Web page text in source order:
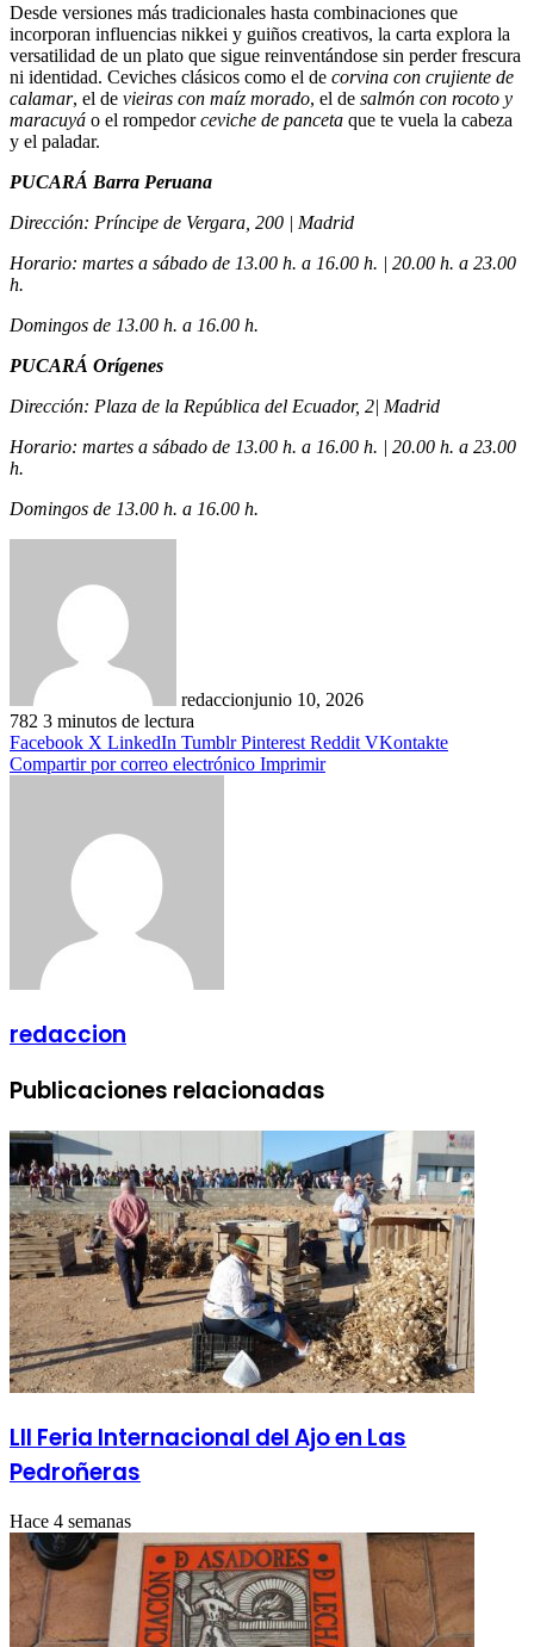
Desde versiones más tradicionales hasta combinaciones que
incorporan influencias nikkei y guiños creativos, la carta explora la
versatilidad de un plato que sigue reinventándose sin perder frescura
ni identidad. Ceviches clásicos como el de corvina con crujiente de
calamar, el de vieiras con maíz morado, el de salmón con rocoto y
maracuyá o el rompedorceviche de panceta que te vuela la cabeza
y el paladar.
PUCARÁ Barra Peruana
Dirección: Príncipe de Vergara, 200 | Madrid
Horario: martes a sábado de 13.00 h. a 16.00 h. | 20.00 h. a 23.00
h.
Domingos de 13.00 h. a 16.00 h.
PUCARÁ Orígenes
Dirección: Plaza de la República del Ecuador, 2| Madrid
Horario: martes a sábado de 13.00 h. a 16.00 h. | 20.00 h. a 23.00
h.
Domingos de 13.00 h. a 16.00 h.
redaccionjunio 10, 2026
782 3 minutos de lectura
Facebook X LinkedIn Tumblr Pinterest Reddit VKontakte
Compartir por correo electrónico Imprimir
redaccion
Publicaciones relacionadas
LII Feria Internacional del Ajo en Las
Pedroñeras
Hace 4 semanas